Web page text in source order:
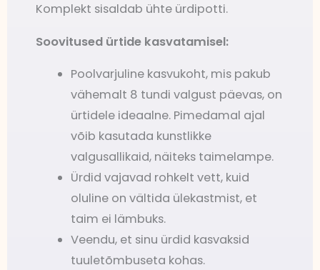
Komplekt sisaldab ühte ürdipotti.
Soovitused ürtide kasvatamisel:
Poolvarjuline kasvukoht, mis pakub
vähemalt 8 tundi valgust päevas, on
ürtidele ideaalne. Pimedamal ajal
võib kasutada kunstlikke
valgusallikaid, näiteks taimelampe.
Ürdid vajavad rohkelt vett, kuid
oluline on vältida ülekastmist, et
taim ei lämbuks.
Veendu, et sinu ürdid kasvaksid
tuuletõmbuseta kohas.